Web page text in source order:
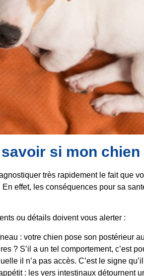
si mon chien
très rapidement le fait que
effet, les conséquences pour sa
ou détails doivent vous alerter :
: votre chien pose son postérieur
? S’il a un tel comportement, c’est
il n’a pas accès. C’est le signe
: les vers intestinaux détournent